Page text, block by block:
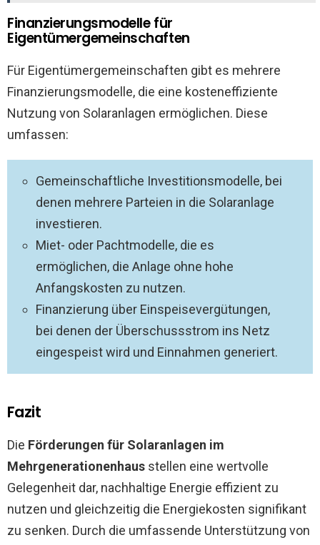
Finanzierungsmodelle für
Eigentümergemeinschaften
Für Eigentümergemeinschaften gibt es mehrere
Finanzierungsmodelle, die eine kosteneffiziente
Nutzung von Solaranlagen ermöglichen. Diese
umfassen:
Gemeinschaftliche Investitionsmodelle, bei
denen mehrere Parteien in die Solaranlage
investieren.
Miet- oder Pachtmodelle, die es
ermöglichen, die Anlage ohne hohe
Anfangskosten zu nutzen.
Finanzierung über Einspeisevergütungen,
bei denen der Überschussstrom ins Netz
eingespeist wird und Einnahmen generiert.
Fazit
Die Förderungen für Solaranlagen im
Mehrgenerationenhaus stellen eine wertvolle
Gelegenheit dar, nachhaltige Energie effizient zu
nutzen und gleichzeitig die Energiekosten signifikant
zu senken. Durch die umfassende Unterstützung von